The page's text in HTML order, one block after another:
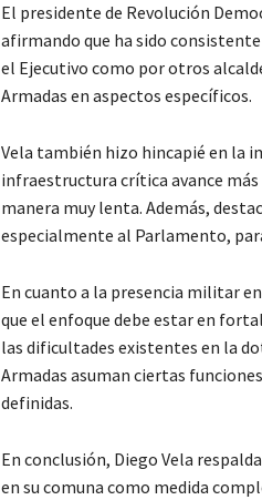
El presidente de Revolución
afirmando que ha sido
el Ejecutivo como por otros
Armadas en aspectos específicos.
Vela también hizo hincapié en la
infraestructura crítica avance
manera muy lenta. Además,
especialmente al Parlamento,
En cuanto a la presencia militar
que el enfoque debe estar en
las dificultades existentes en la
Armadas asuman ciertas
definidas.
En conclusión, Diego Vela
en su comuna como medida